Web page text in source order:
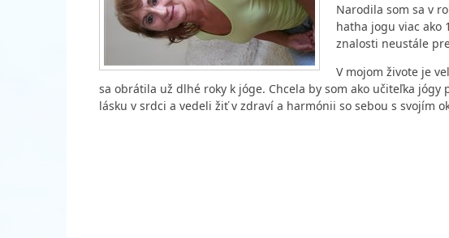
Narodila som sa v
hatha jogu viac ako
znalosti neustále
V mojom živote je
sa obrátila už dlhé roky k jóge. Chcela by som ako učiteľka
lásku v srdci a vedeli žiť v zdraví a harmónii so sebou s svojím